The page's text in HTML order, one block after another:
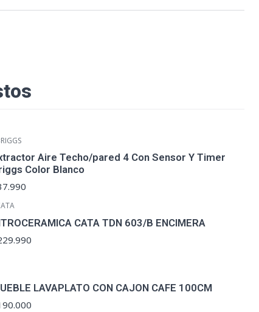
Aire Techo/pared 4 Con Sensor Y Timer
Color Blanco
CATA TDN 603/B ENCIMERA
LAVAPLATO CON CAJON CAFE 100CM